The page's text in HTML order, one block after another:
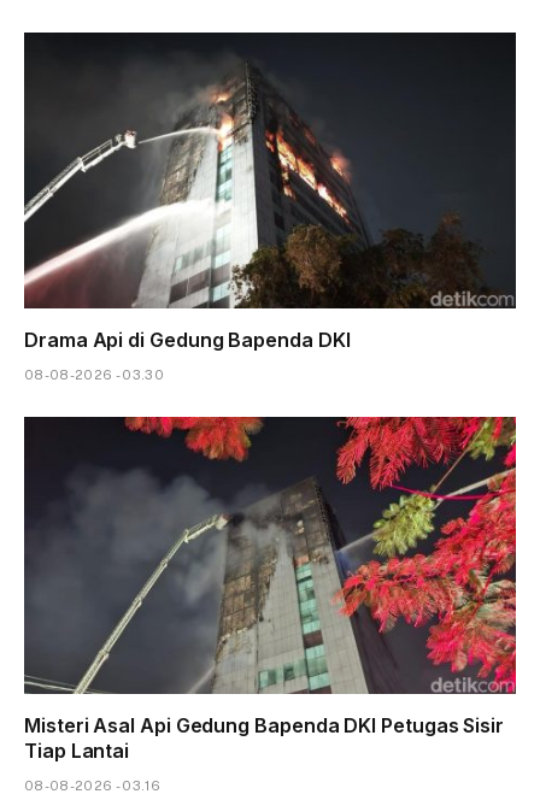
Drama Api di Gedung Bapenda DKI
08-08-2026 - 03.30
Misteri Asal Api Gedung Bapenda DKI Petugas Sisir
Tiap Lantai
08-08-2026 - 03.16